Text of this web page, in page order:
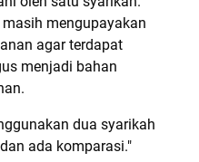
mengupayakan
agar terdapat
menjadi bahan
dua syarikah
ada komparasi."